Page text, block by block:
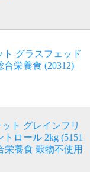
ト グラスフェッド
合栄養食 (20312)
ト グレインフリ
ロール 2kg (5151
栄養食 穀物不使用